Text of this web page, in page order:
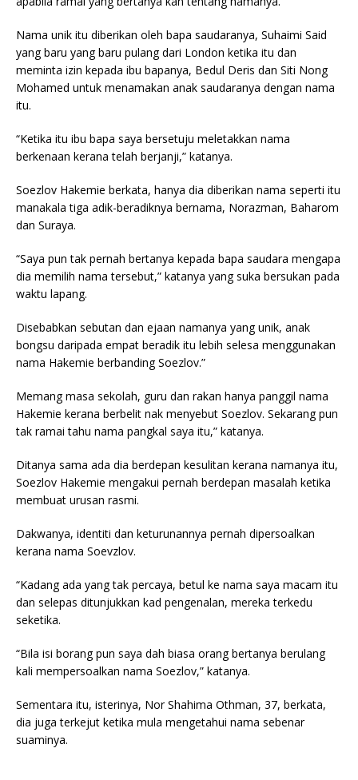
Nama unik itu diberikan oleh bapa saudaranya, Suhaimi Said
yang baru yang baru pulang dari London ketika itu dan
meminta izin kepada ibu bapanya, Bedul Deris dan Siti Nong
Mohamed untuk menamakan anak saudaranya dengan nama
itu.
“Ketika itu ibu bapa saya bersetuju meletakkan nama
berkenaan kerana telah berjanji,” katanya.
Soezlov Hakemie berkata, hanya dia diberikan nama seperti itu
manakala tiga adik-beradiknya bernama, Norazman, Baharom
dan Suraya.
“Saya pun tak pernah bertanya kepada bapa saudara mengapa
dia memilih nama tersebut,” katanya yang suka bersukan pada
waktu lapang.
Disebabkan sebutan dan ejaan namanya yang unik, anak
bongsu daripada empat beradik itu lebih selesa menggunakan
nama Hakemie berbanding Soezlov.”
Memang masa sekolah, guru dan rakan hanya panggil nama
Hakemie kerana berbelit nak menyebut Soezlov. Sekarang pun
tak ramai tahu nama pangkal saya itu,” katanya.
Ditanya sama ada dia berdepan kesulitan kerana namanya itu,
Soezlov Hakemie mengakui pernah berdepan masalah ketika
membuat urusan rasmi.
Dakwanya, identiti dan keturunannya pernah dipersoalkan
kerana nama Soevzlov.
“Kadang ada yang tak percaya, betul ke nama saya macam itu
dan selepas ditunjukkan kad pengenalan, mereka terkedu
seketika.
“Bila isi borang pun saya dah biasa orang bertanya berulang
kali mempersoalkan nama Soezlov,” katanya.
Sementara itu, isterinya, Nor Shahima Othman, 37, berkata,
dia juga terkejut ketika mula mengetahui nama sebenar
suaminya.